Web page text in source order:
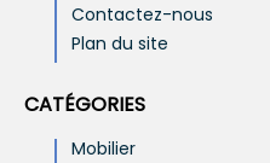
Contactez-nous
Plan du site
CATÉGORIES
Mobilier